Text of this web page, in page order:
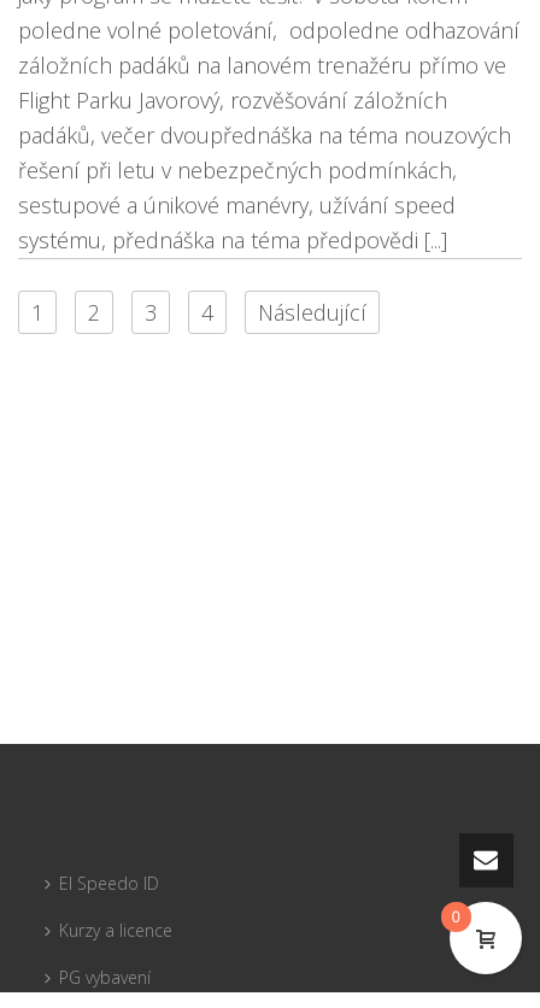
poledne volné poletování, odpoledne odhazování
záložních padáků na lanovém trenažéru přímo ve
Flight Parku Javorový, rozvěšování záložních
padáků, večer dvoupřednáška na téma nouzových
řešení při letu v nebezpečných podmínkách,
sestupové a únikové manévry, užívání speed
systému, přednáška na téma předpovědi [...]
1 2 3 4 Následující
El Speedo ID
Kurzy a licence
PG vybavení
0